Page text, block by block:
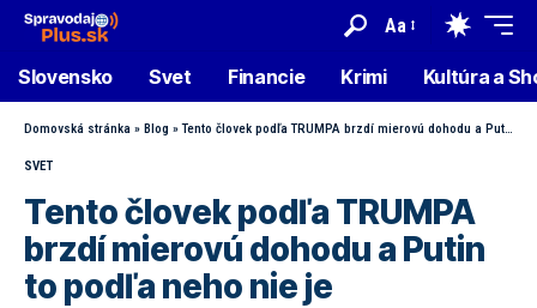
Aa
Slovensko Svet Financie Krimi Kultúra a
Domovská stránka » Blog »Tento človek podľa TRUMPA brzdí mierovú dohodu a Putin to podľa neho nie je
SVET
Tento človek podľa TRUMPA
brzdí mierovú dohodu a Putin
to podľa neho nie je